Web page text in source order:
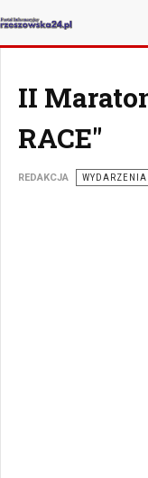
JESTEŚ TUTAJ:
II
RACE"
REDAKCJA WYDARZENIA